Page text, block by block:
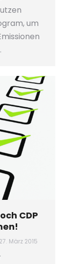
um
CDP
27. März 2015